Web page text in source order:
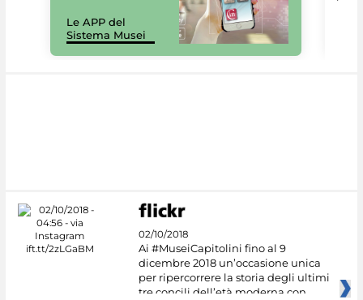
Le APP del
Sistema Musei
02/10/2018
Ai #MuseiCapitolini fino al 9
dicembre 2018 un’occasione unica
per ripercorrere la storia degli ultimi
tre concili dell’età moderna con